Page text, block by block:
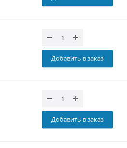
Добавить в заказ
Добавить в заказ